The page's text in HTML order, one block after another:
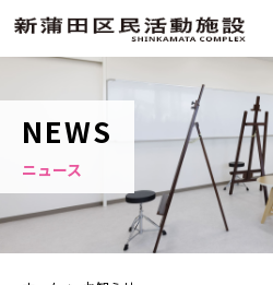
NEWS
ニュース